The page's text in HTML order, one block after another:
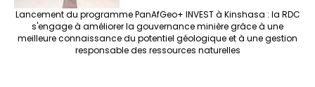
Lancement du programme PanAfGeo+ INVEST à Kinshasa : la RDC
s'engage à améliorer la gouvernance minière grâce à une
meilleure connaissance du potentiel géologique et à une gestion
responsable des ressources naturelles